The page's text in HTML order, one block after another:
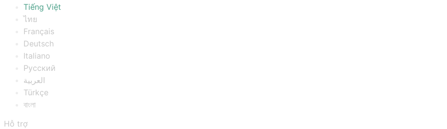
Tiếng Việt
ไทย
Français
Deutsch
Italiano
Русский
العربية
Türkçe
বাংলা
Hỗ trợ